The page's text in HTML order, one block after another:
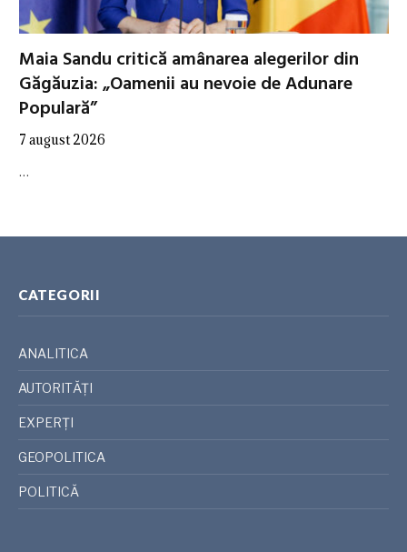
Maia Sandu critică amânarea alegerilor din
Găgăuzia: „Oamenii au nevoie de Adunare
Populară”
7 august 2026
…
CATEGORII
ANALITICA
AUTORITĂȚI
EXPERȚI
GEOPOLITICA
POLITICĂ